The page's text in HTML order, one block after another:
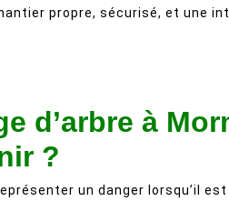
propre, sécurisé, et une
d’arbre à
?
un danger lorsqu’il